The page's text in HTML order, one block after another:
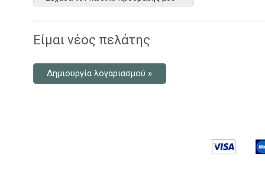
Είμαι νέος πελάτης
Δημιουργία λογαριασμού »